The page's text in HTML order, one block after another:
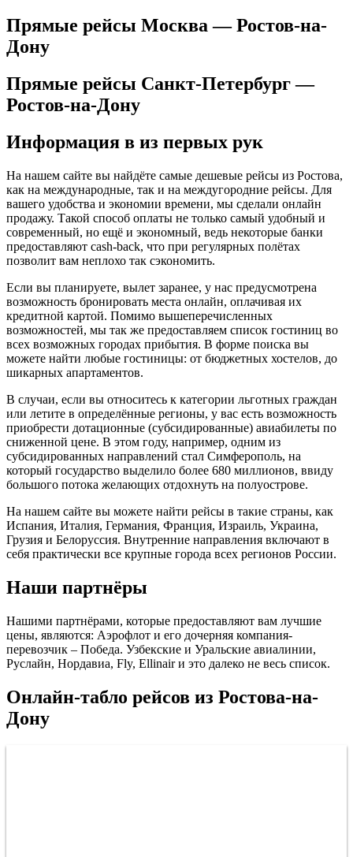
Прямые рейсы Москва — Ростов-на-
Дону
Прямые рейсы Санкт-Петербург —
Ростов-на-Дону
Информация в из первых рук
На нашем сайте вы найдёте самые дешевые рейсы из Ростова,
как на международные, так и на междугородние рейсы. Для
вашего удобства и экономии времени, мы сделали онлайн
продажу. Такой способ оплаты не только самый удобный и
современный, но ещё и экономный, ведь некоторые банки
предоставляют cash-back, что при регулярных полётах
позволит вам неплохо так сэкономить.
Если вы планируете, вылет заранее, у нас предусмотрена
возможность бронировать места онлайн, оплачивая их
кредитной картой. Помимо вышеперечисленных
возможностей, мы так же предоставляем список гостиниц во
всех возможных городах прибытия. В форме поиска вы
можете найти любые гостиницы: от бюджетных хостелов, до
шикарных апартаментов.
В случаи, если вы относитесь к категории льготных граждан
или летите в определённые регионы, у вас есть возможность
приобрести дотационные (субсидированные) авиабилеты по
сниженной цене. В этом году, например, одним из
субсидированных направлений стал Симферополь, на
который государство выделило более 680 миллионов, ввиду
большого потока желающих отдохнуть на полуострове.
На нашем сайте вы можете найти рейсы в такие страны, как
Испания, Италия, Германия, Франция, Израиль, Украина,
Грузия и Белоруссия. Внутренние направления включают в
себя практически все крупные города всех регионов России.
Наши партнёры
Нашими партнёрами, которые предоставляют вам лучшие
цены, являются: Аэрофлот и его дочерняя компания-
перевозчик – Победа. Узбекские и Уральские авиалинии,
Руслайн, Нордавиа, Fly, Ellinair и это далеко не весь список.
Онлайн-табло рейсов из Ростова-на-
Дону